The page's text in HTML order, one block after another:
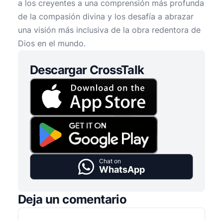
a los creyentes a una comprensión más profunda
de la compasión divina y los desafía a abrazar
una visión más inclusiva de la obra redentora de
Dios en el mundo.
Descargar CrossTalk
Chat on
WhatsApp
Deja un comentario